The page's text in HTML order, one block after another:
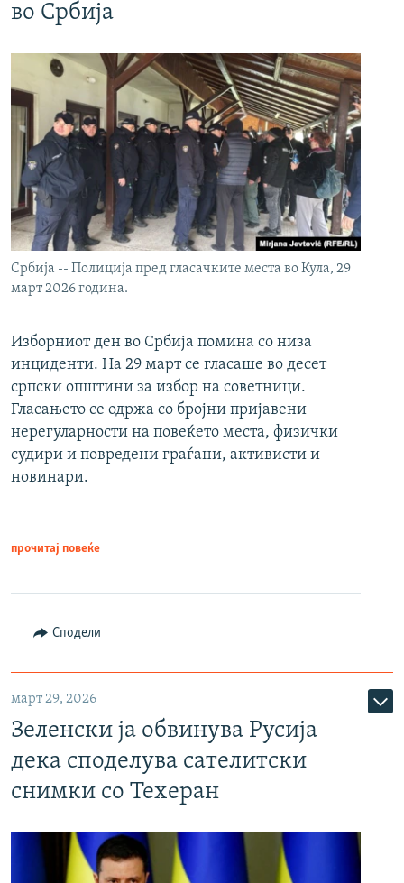
во Србија
Србија -- Полиција пред гласачките места во Кула, 29
март 2026 година.
Изборниот ден во Србија помина со низа
инциденти. На 29 март се гласаше во десет
српски општини за избор на советници.
Гласањето се одржа со бројни пријавени
нерегуларности на повеќето места, физички
судири и повредени граѓани, активисти и
новинари.
прочитај повеќе
Сподели
март 29, 2026
Зеленски ја обвинува Русија
дека споделува сателитски
снимки со Техеран